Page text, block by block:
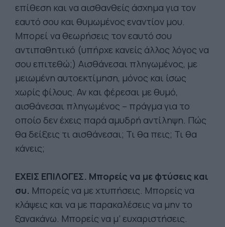
επίθεση και να αισθανθείς άσχημα για τον
εαυτό σου και θυμωμένος εναντίον μου.
Μπορεί να θεωρήσεις τον εαυτό σου
αντιπαθητικό (υπήρχε κανείς άλλος λόγος να
σου επιτεθώ;) Αισθάνεσαι πληγωμένος, με
μειωμένη αυτοεκτίμηση, μόνος και ίσως
χωρίς φίλους. Αν και φέρεσαι με θυμό,
αισθάνεσαι πληγωμένος – πράγμα για το
οποίο δεν έχεις παρά αμυδρή αντίληψη. Πώς
θα δείξεις τι αισθάνεσαι; Τι θα πεις; Τι θα
κάνεις;
ΕΧΕΙΣ ΕΠΙΛΟΓΕΣ. Μπορείς να με φτύσεις και
συ. Μπορείς να με χτυπήσεις. Μπορείς να
κλάψεις και να με παρακαλέσεις να μην το
ξανακάνω. Μπορείς να μ’ ευχαριστήσεις.